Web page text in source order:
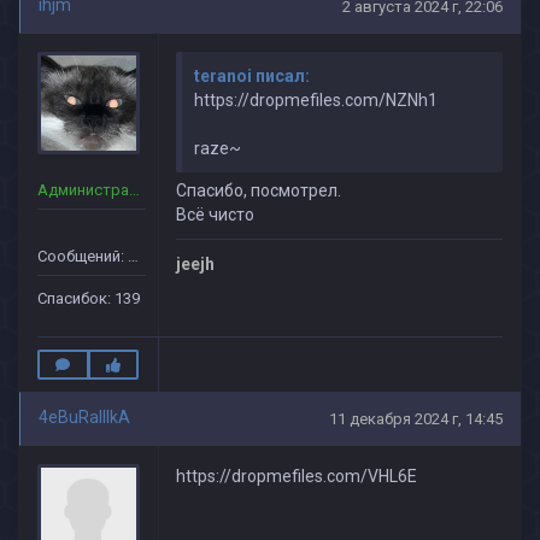
ihjm 2 августа 2024 г, 22:06
Администраторы
Сообщений: 36
Спасибок: 139
teranoi писал:
https://dropmefiles.com/NZNh1
raze~
Спасибо, посмотрел.
Всё чисто
jeejh
4eBuRaIIIkA 11 декабря 2024 г, 14:45
https://dropmefiles.com/VHL6E